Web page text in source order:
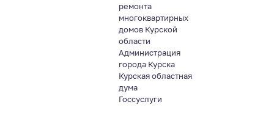
ремонта
многоквартирных
домов Курской
области
Администрация
города Курска
Курская областная
дума
Госсуслуги